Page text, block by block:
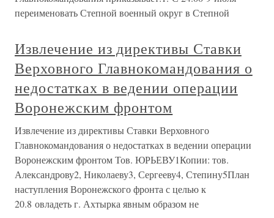
переименовать Степной военный округ в Степной
Извлечение из директивы Ставки
Верховного Главнокомандования о
недостатках в ведении операции
Воронежским фронтом
Извлечение из директивы Ставки Верховного
Главнокомандования о недостатках в ведении операции
Воронежским фронтом Тов. ЮРЬЕВУ1Копии: тов.
Александрову2, Николаеву3, Сергееву4, Степину5План
наступления Воронежского фронта с целью к
20.8 овладеть г. Ахтырка явным образом не